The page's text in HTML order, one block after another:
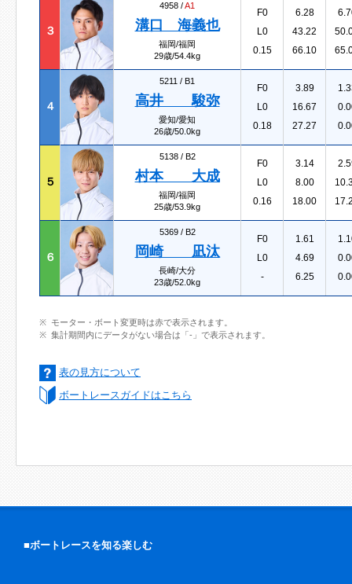
３
4958 /A1
溝口 海義也
福岡/福岡
29歳/54.4kg
F0
L0
0.15
6.28
43.22
66.10
４
5211 / B1
高井 駿弥
愛知/愛知
26歳/50.0kg
F0
L0
0.18
3.89
16.67
27.27
５
5138 / B2
村本 大成
福岡/福岡
25歳/53.9kg
F0
L0
0.16
3.14
8.00
18.00
６
5369 / B2
岡崎 凪汰
長崎/大分
23歳/52.0kg
F0
L0
-
1.61
4.69
6.25
モーター・ボート変更時は赤で表示されます。
集計期間内にデータがない場合は「-」で表示されます。
表の見方について
ボートレースガイドはこちら
■ボートレースを知る楽しむ